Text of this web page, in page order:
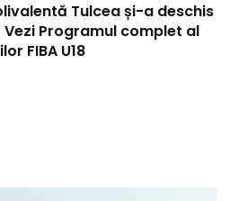
Tulcea și-a deschis
Programul complet al
FIBA U18